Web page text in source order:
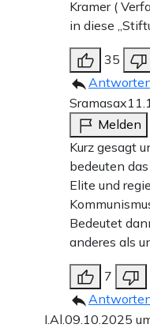
auf Unterstützung aus
neben Kanzleramt,
auch das
die Landesregierungen
Landeskommission
Sächsischen
und Gesellschaftlichen
Niedersächsischen
Menschenrechte: Das
Besonders bunt treiben
Bodo Ramelows rot-
Kramer (
in diese
35
Sramasax
Melden
Kurz gesagt
bedeuten
Elite und
Bedeutet
anderes als
7
I.Al. 09.10.2025